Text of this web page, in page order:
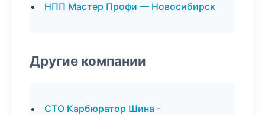
НПП Мастер Профи — Новосибирск
Другие компании
СТО Карбюратор Шина -